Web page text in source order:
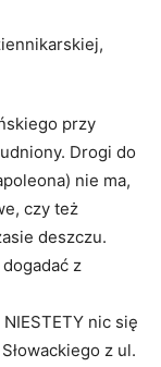
przy
Drogi do
nie ma,
czy też
deszczu.
z
nic się
z ul.